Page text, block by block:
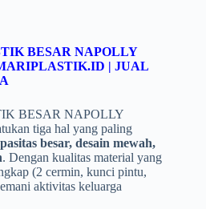
BESAR NAPOLLY
| JUAL
BESAR NAPOLLY
tiga hal yang paling
besar, desain mewah,
. Dengan kualitas material yang
(2 cermin, kunci pintu,
aktivitas keluarga